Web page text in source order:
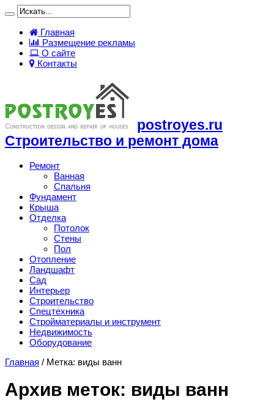
Главная
Размещение рекламы
О сайте
Контакты
postroyes.ru
Строительство и ремонт дома
Ремонт
Ванная
Спальня
Фундамент
Крыша
Отделка
Потолок
Стены
Пол
Отопление
Ландшафт
Сад
Интерьер
Строительство
Спецтехника
Стройматериалы и инструмент
Недвижимость
Оборудование
Главная / Метка: виды ванн
Архив меток: виды ванн